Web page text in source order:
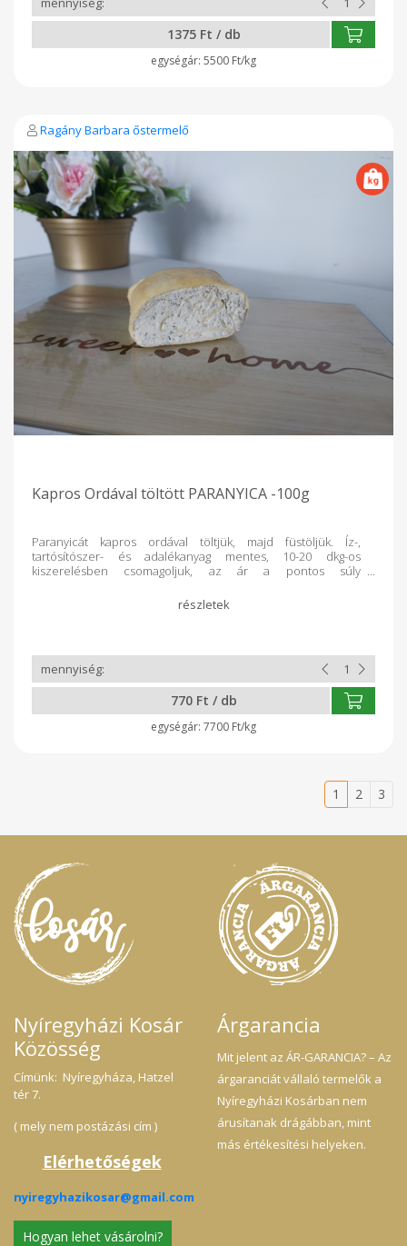
1375 Ft / db
5500 Ft/kg
Ragány Barbara őstermelő
Kapros Ordával töltött PARANYICA -100g
Paranyicát kapros ordával töltjük, majd füstöljük. Íz-,
tartósítószer- és adalékanyag mentes, 10-20 dkg-os
kiszerelésben csomagoljuk, az ár a pontos súly
tehéntej, kúltúra, só, orda, kapor, folyékony füst
770 Ft / db
7700 Ft/kg
1 2 3
Nyíregyházi Kosár
Közösség
Címünk: Nyíregyháza, Hatzel
tér 7.
( mely nem postázási cím )
Elérhetőségek
nyiregyhazikosar@gmail.com
Hogyan lehet vásárolni?
Árgarancia
Mit jelent az ÁR-GARANCIA? – Az
árgaranciát vállaló termelők a
Nyíregyházi Kosárban nem
árusítanak drágábban, mint
más értékesítési helyeken.